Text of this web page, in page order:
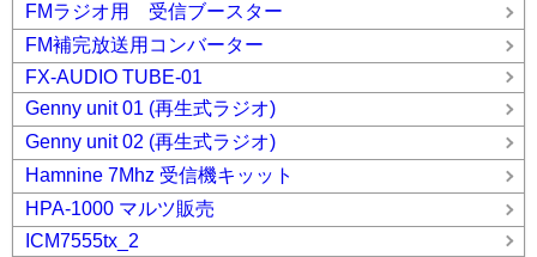
FMラジオ用 受信ブースター
FM補完放送用コンバーター
FX-AUDIO TUBE-01
Genny unit 01 (再生式ラジオ)
Genny unit 02 (再生式ラジオ)
Hamnine 7Mhz 受信機キッット
HPA-1000 マルツ販売
ICM7555tx_2